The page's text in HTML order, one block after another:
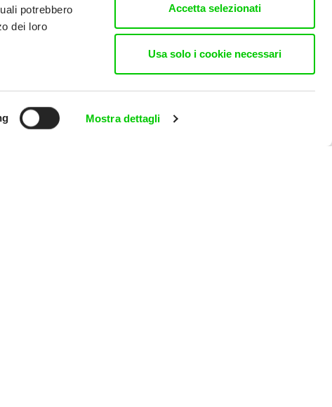
potrebbero
dei loro
Mostra dettagli
Accetta selezionati
Usa solo i cookie necessari